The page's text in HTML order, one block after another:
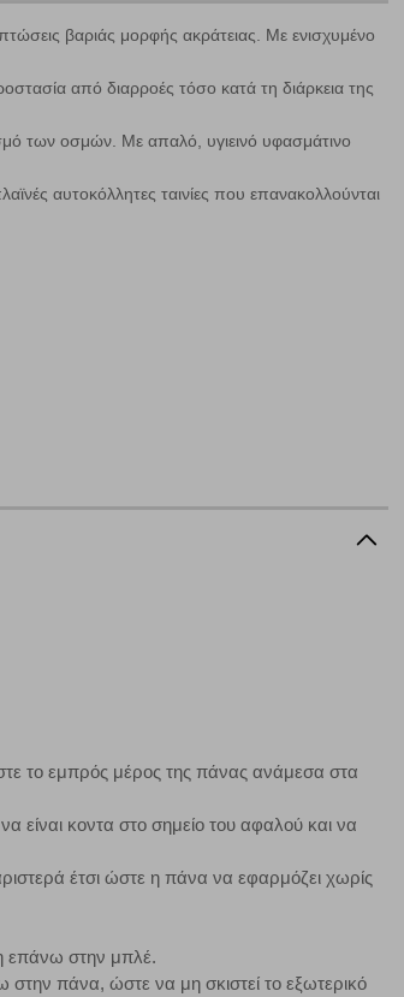
βαριάς μορφής ακράτειας. Με ενισχυμένο
από διαρροές τόσο κατά τη διάρκεια της
των οσμών. Με απαλό, υγιεινό υφασμάτινο
αυτοκόλλητες ταινίες που επανακολλούνται
το εμπρός μέρος της πάνας ανάμεσα στα
είναι κοντα στο σημείο του αφαλού και να
έτσι ώστε η πάνα να εφαρμόζει χωρίς
επάνω στην μπλέ.
πάνα, ώστε να μη σκιστεί το εξωτερικό
είναι μη εξατομικευμένες και σπάνια
περιήγησης εγκαθίστανται στον
απομνημονεύοντας τις προτιμήσεις
λοιπές κατηγορίες κάνοντας κλικ στο
την εμπειρία της περιήγησής
ή /και από τρίτους παρόχους, των
να μην λειτουργούν σωστά.
αναγνωρίζοντας με μοναδικό τρόπο
ιστότοπους.
την απόδοσή του. Μας βοηθούν
που συλλέγονται από αυτά
την τοποθεσία μας.
περιήγησής σας ώστε να